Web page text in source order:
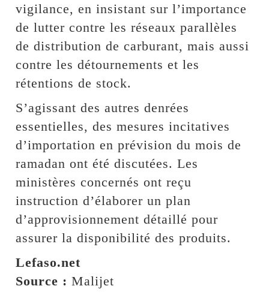
vigilance, en insistant sur l’importance
de lutter contre les réseaux parallèles
de distribution de carburant, mais aussi
contre les détournements et les
rétentions de stock.
S’agissant des autres denrées
essentielles, des mesures incitatives
d’importation en prévision du mois de
ramadan ont été discutées. Les
ministères concernés ont reçu
instruction d’élaborer un plan
d’approvisionnement détaillé pour
assurer la disponibilité des produits.
Lefaso.net
Source :Malijet